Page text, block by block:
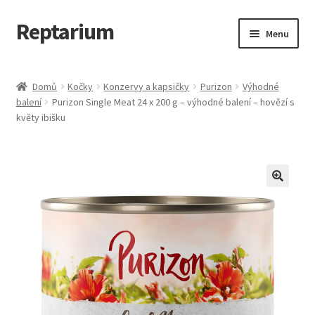
Přeskočit
na
Přejít
k
webu
Reptarium Menu
Košík
Pokladna
Vše pro kočky
Domů Kočky Konzervy a kapsičky Purizon
Výhodné
balení
Purizon Single Meat 24 x 200 g – výhodné balení – hovězí s
květy ibišku